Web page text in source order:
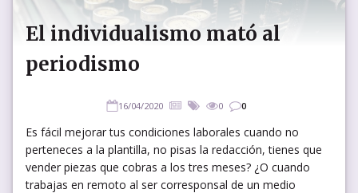
El individualismo mató al
periodismo
16/04/2020 0 0
Es fácil mejorar tus condiciones laborales cuando no
perteneces a la plantilla, no pisas la redacción, tienes que
vender piezas que cobras a los tres meses? ¿O cuando
trabajas en remoto al ser corresponsal de un medio